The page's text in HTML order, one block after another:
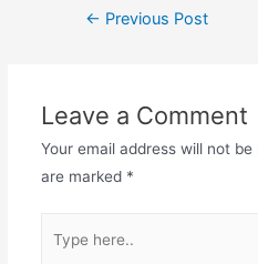
Post← Previous Post
Leave a Comment
Your email address will not be
are marked *
here..